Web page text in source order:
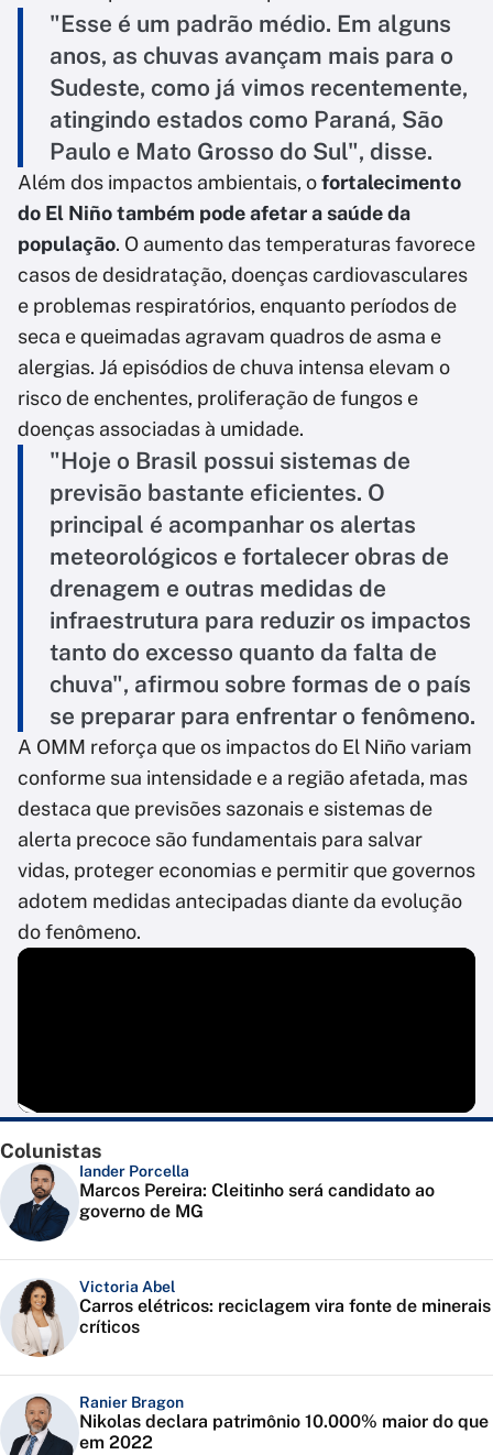
"Esse é um padrão médio. Em alguns
anos, as chuvas avançam mais para o
Sudeste, como já vimos recentemente,
atingindo estados como Paraná, São
Paulo e Mato Grosso do Sul", disse.
Além dos impactos ambientais, ofortalecimento
do El Niño também pode afetar a saúde da
população. O aumento das temperaturas favorece
casos de desidratação, doenças cardiovasculares
e problemas respiratórios, enquanto períodos de
seca e queimadas agravam quadros de asma e
alergias. Já episódios de chuva intensa elevam o
risco de enchentes, proliferação de fungos e
doenças associadas à umidade.
"Hoje o Brasil possui sistemas de
previsão bastante eficientes. O
principal é acompanhar os alertas
meteorológicos e fortalecer obras de
drenagem e outras medidas de
infraestrutura para reduzir os impactos
tanto do excesso quanto da falta de
chuva", afirmou sobre formas de o país
se preparar para enfrentar o fenômeno.
A OMM reforça que os impactos do El Niño variam
conforme sua intensidade e a região afetada, mas
destaca que previsões sazonais e sistemas de
alerta precoce são fundamentais para salvar
vidas, proteger economias e permitir que governos
adotem medidas antecipadas diante da evolução
do fenômeno.
Colunistas
Iander Porcella
Marcos Pereira: Cleitinho será candidato ao
governo de MG
Victoria Abel
Carros elétricos: reciclagem vira fonte de minerais
críticos
Ranier Bragon
Nikolas declara patrimônio 10.000% maior do que
em 2022